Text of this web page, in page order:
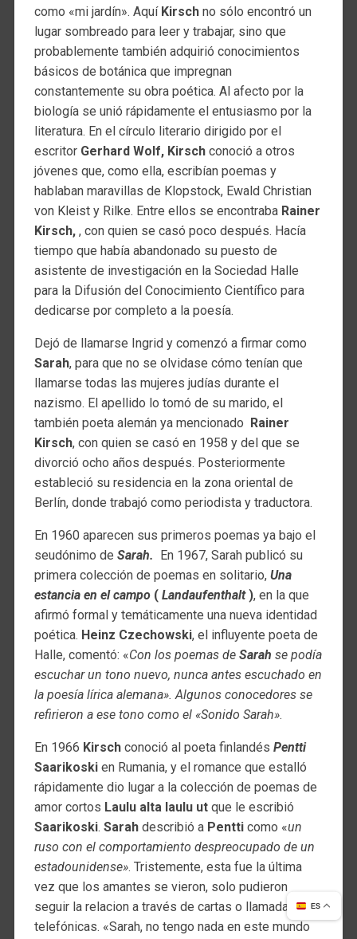
como «mi jardín». Aquí Kirschno sólo encontró un
lugar sombreado para leer y trabajar, sino que
probablemente también adquirió conocimientos
básicos de botánica que impregnan
constantemente su obra poética. Al afecto por la
biología se unió rápidamente el entusiasmo por la
literatura. En el círculo literario dirigido por el
escritor Gerhard Wolf, Kirschconoció a otros
jóvenes que, como ella, escribían poemas y
hablaban maravillas de Klopstock, Ewald Christian
von Kleist y Rilke. Entre ellos se encontraba Rainer
Kirsch,, con quien se casó poco después. Hacía
tiempo que había abandonado su puesto de
asistente de investigación en la Sociedad Halle
para la Difusión del Conocimiento Científico para
dedicarse por completo a la poesía.
Dejó de llamarse Ingrid y comenzó a firmar como
Sarah, para que no se olvidase cómo tenían que
llamarse todas las mujeres judías durante el
nazismo. El apellido lo tomó de su marido, el
también poeta alemán ya mencionado Rainer
Kirsch, con quien se casó en 1958 y del que se
divorció ocho años después. Posteriormente
estableció su residencia en la zona oriental de
Berlín, donde trabajó como periodista y traductora.
En 1960 aparecen sus primeros poemas ya bajo el
seudónimo de Sarah. En 1967, Sarah publicó su
primera colección de poemas en solitario, Una
estancia en el campo( Landaufenthalt), en la que
afirmó formal y temáticamente una nueva identidad
poética. Heinz Czechowski, el influyente poeta de
Halle, comentó: «Con los poemas de Sarah se podía
escuchar un tono nuevo, nunca antes escuchado en
la poesía lírica alemana». Algunos conocedores se
refirieron a ese tono como el «Sonido Sarah».
En 1966 Kirschconoció al poeta finlandés Pentti
Saarikoskien Rumania, y el romance que estalló
rápidamente dio lugar a la colección de poemas de
amor cortos Laulu alta laulu utque le escribió
Saarikoski. Sarahdescribió a Pentticomo «un
ruso con el comportamiento despreocupado de un
estadounidense». Tristemente, esta fue la última
vez que los amantes se vieron, solo pudieron
seguir la relacion a través de cartas o llamadas
telefónicas. «Sarah, no tengo nada en este mundo
ES